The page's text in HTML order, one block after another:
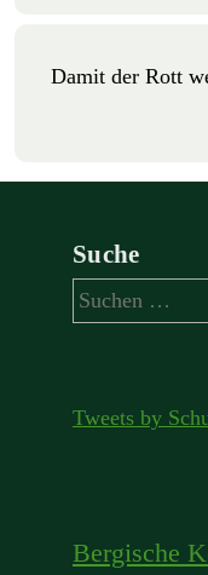
Damit der Rott
Suche
Suchen
nach:
Tweets by
Bergische